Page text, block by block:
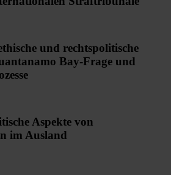
und rechtspolitische
Bay-Frage und
Aspekte von
im Ausland